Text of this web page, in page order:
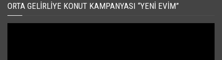
ORTA GELIRLIYE KONUT KAMPANYASI “YENI EVIM”